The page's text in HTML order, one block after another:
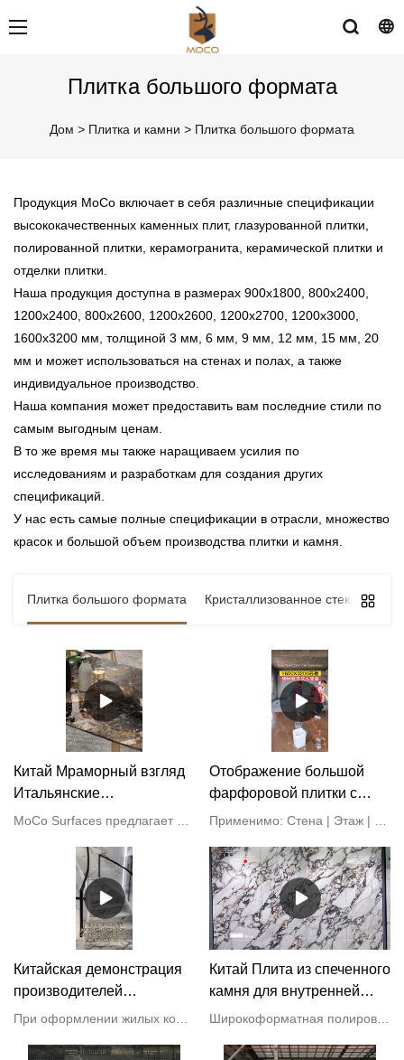
Плитка большого формата
Дом > Плитка и камни > Плитка большого формата
Продукция MoCo включает в себя различные спецификации
высококачественных каменных плит, глазурованной плитки,
полированной плитки, керамогранита, керамической плитки и
отделки плитки.
Наша продукция доступна в размерах 900x1800, 800x2400,
1200x2400, 800x2600, 1200x2600, 1200x2700, 1200x3000,
1600x3200 мм, толщиной 3 мм, 6 мм, 9 мм, 12 мм, 15 мм, 20
мм и может использоваться на стенах и полах, а также
индивидуальное производство.
Наша компания может предоставить вам последние стили по
самым выгодным ценам.
В то же время мы также наращиваем усилия по
исследованиям и разработкам для создания других
спецификаций.
У нас есть самые полные спецификации в отрасли, множество
красок и большой объем производства плитки и камня.
Плитка большого формата Кристаллизованное стекло
Китай Мраморный взгляд
Итальянские
современные обеденные
фарфоровые каменные
журнальные столики
производители - MoCo
MoCo Surfaces предлагает высококачественную каменную плитку для домашней кухни или ванной комнаты.
Отображение большой
фарфоровой плитки с
эффектом камня
производители | МоКо
Применимо: Стена | Этаж | Фасады | Мебель | Столешницы | Топы тщеславия
Китайская демонстрация
производителей
декоративного эффекта
каменной плитки - MoCo
Китай Плита из спеченного
камня для внутренней
отделки стен
MoCo